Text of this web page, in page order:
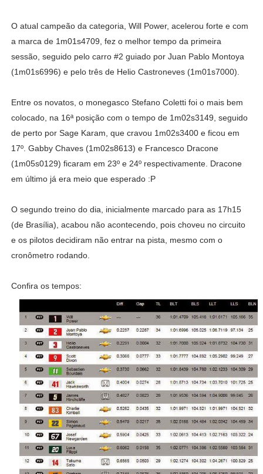
O atual campeão da categoria, Will Power, acelerou forte e com
a marca de 1m01s4709, fez o melhor tempo da primeira
sessão, seguido pelo carro #2 guiado por Juan Pablo Montoya
(1m01s6996) e pelo três de Helio Castroneves (1m01s7000).
Entre os novatos, o monegasco Stefano Coletti foi o mais bem
colocado, na 16ª posição com o tempo de 1m02s3149, seguido
de perto por Sage Karam, que cravou 1m02s3400 e ficou em
17º. Gabby Chaves (1m02s8613) e Francesco Dracone
(1m05s0129) ficaram em 23º e 24º respectivamente. Dracone
em último já era meio que esperado :P
O segundo treino do dia, inicialmente marcado para as 17h15
(de Brasília), acabou não acontecendo, pois choveu no circuito
e os pilotos decidiram não entrar na pista, mesmo com o
cronômetro rodando.
Confira os tempos: